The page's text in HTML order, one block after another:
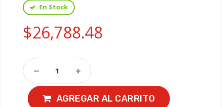
En Stock
$26,788.48
AGREGAR AL CARRITO